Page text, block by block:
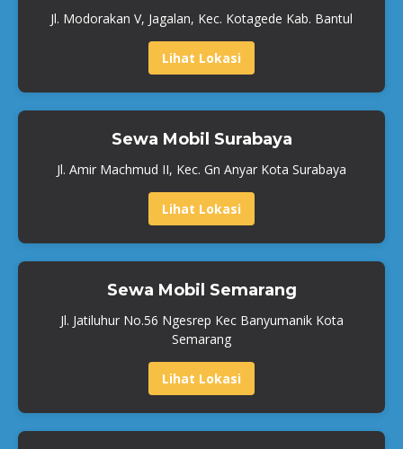
Jl. Modorakan V, Jagalan, Kec. Kotagede Kab. Bantul
Lihat Lokasi
Sewa Mobil Surabaya
Jl. Amir Machmud II, Kec. Gn Anyar Kota Surabaya
Lihat Lokasi
Sewa Mobil Semarang
Jl. Jatiluhur No.56 Ngesrep Kec Banyumanik Kota
Semarang
Lihat Lokasi